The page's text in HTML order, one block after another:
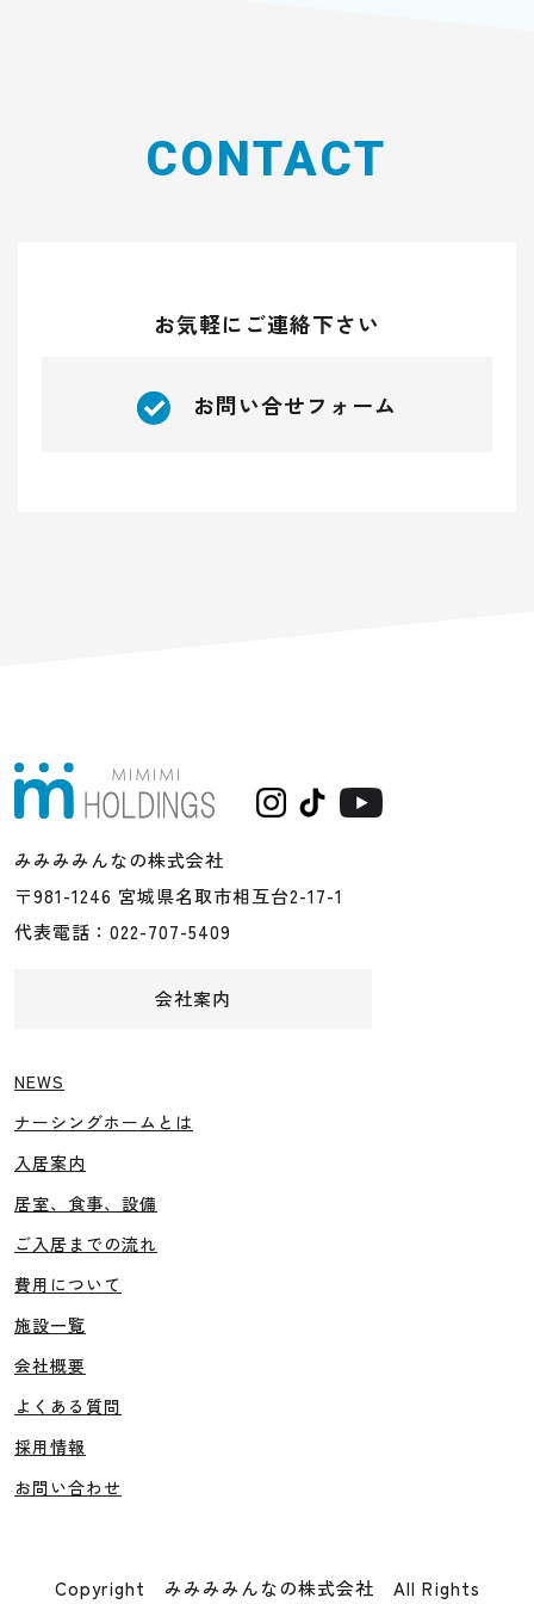
CONTACT
お気軽にご連絡下さい
お問い合せフォーム
みみみみんなの株式会社
〒981-1246 宮城県名取市相互台2-17-1
代表電話：022-707-5409
会社案内
NEWS
ナーシングホームとは
入居案内
居室、食事、設備
ご入居までの流れ
費用について
施設一覧
会社概要
よくある質問
採用情報
お問い合わせ
Copyright みみみみんなの株式会社 All Rights